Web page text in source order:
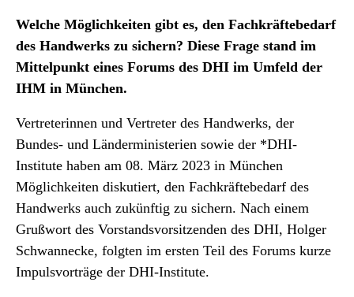
Welche Möglichkeiten gibt es, den Fachkräftebedarf
des Handwerks zu sichern? Diese Frage stand im
Mittelpunkt eines Forums des DHI im Umfeld der
IHM in München.
Vertreterinnen und Vertreter des Handwerks, der
Bundes- und Länderministerien sowie der *DHI-
Institute haben am 08. März 2023 in München
Möglichkeiten diskutiert, den Fachkräfte­bedarf des
Handwerks auch zukünftig zu sichern. Nach einem
Grußwort des Vorstandsvorsitzenden des DHI, Holger
Schwannecke, folgten im ersten Teil des Forums kurze
Impulsvorträge der DHI-Institute.